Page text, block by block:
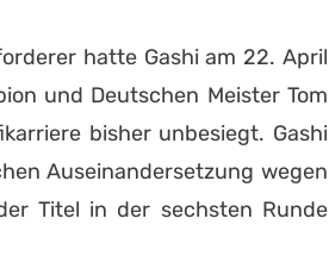
hatte Gashi am 22. April
und Deutschen Meister Tom
bisher unbesiegt. Gashi
Auseinandersetzung wegen
Titel in der sechsten Runde